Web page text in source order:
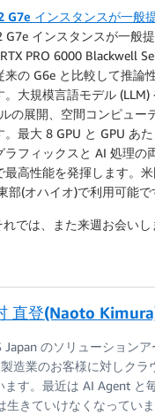
G7e インスタンスが一般
G7e インスタンスが一般
PRO 6000 Blackwell
来の G6e と比較して推論
。大規模言語モデル
の展開、空間コンピュー
。最大 8 GPU と GPU あ
ラフィックスと AI 処理の
最高性能を発揮します。
部(オハイオ)で利用可能で
では、また来週お会いし
直登(Naoto
Japan のソリューション
造業のお客様に対しクラ
す。最近は AI Agent と
生きていけなくなってい